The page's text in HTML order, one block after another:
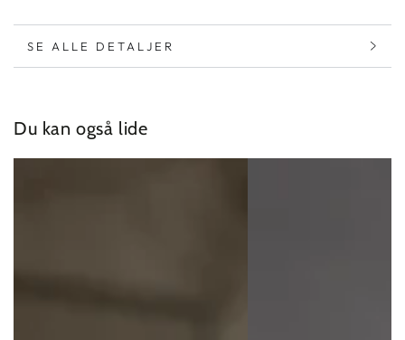
ungdomsbeskyttelseungdomsbeskyttelse
SE ALLE DETALJER
Du kan også lide